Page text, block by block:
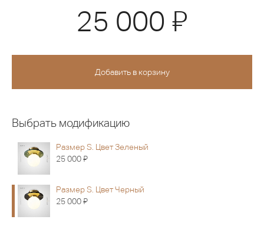
25 000 Я
Выбрать модификацию
Размер S. Цвет Зеленый
25 000Я
Размер S. Цвет Черный
25 000Я